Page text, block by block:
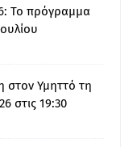
Το πρόγραμμα
στον Υμηττό τη
στις 19:30